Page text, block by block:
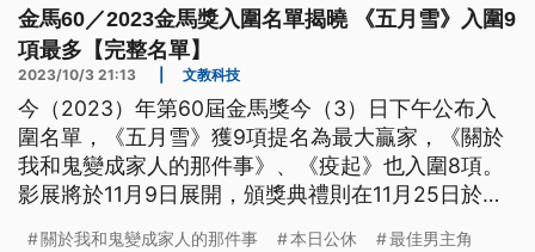
金馬60／2023金馬獎入圍名單揭曉 《五月雪》入圍9
項最多【完整名單】
2023/10/3 21:13 文教科技
今（2023）年第60屆金馬獎今（3）日下午公布入
圍名單，《五月雪》獲9項提名為最大贏家，《關於
我和鬼變成家人的那件事》、《疫起》也入圍8項。
影展將於11月9日展開，頒獎典禮則在11月25日於國
關於我和鬼變成家人的那件事 本日公休
最佳男主角